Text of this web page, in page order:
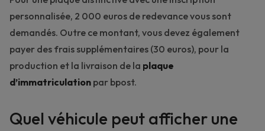
personnalisée, 2 000 euros de redevance vous sont
demandés. Outre ce montant, vous devez également
payer des frais supplémentaires (30 euros), pour la
production et la livraison de la plaque
d’immatriculation par bpost.
Quel véhicule peut afficher une